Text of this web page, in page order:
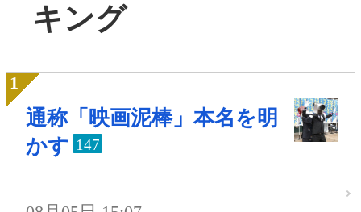
キング
通称「映画泥棒」本名を明
かす 147